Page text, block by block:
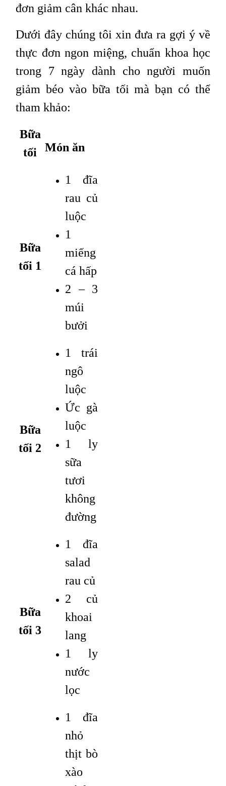
đơn giảm cân khác nhau.
Dưới đây chúng tôi xin đưa ra gợi ý về
thực đơn ngon miệng, chuẩn khoa học
trong 7 ngày dành cho người muốn
giảm béo vào bữa tối mà bạn có thể
tham khảo:
Bữa
tối
Món ăn
Bữa
tối 1
1 đĩa
rau củ
luộc
1
miếng
cá hấp
2 – 3
múi
bưởi
Bữa
tối 2
1 trái
ngô
luộc
Ức gà
luộc
1 ly
sữa
tươi
không
đường
Bữa
tối 3
1 đĩa
salad
rau củ
2 củ
khoai
lang
1 ly
nước
lọc
1 đĩa
nhỏ
thịt bò
xào